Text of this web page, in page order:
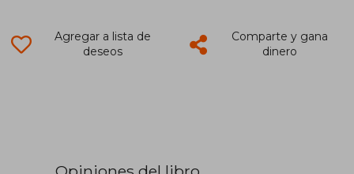
Agregar a lista de
deseos
Comparte y gana
dinero